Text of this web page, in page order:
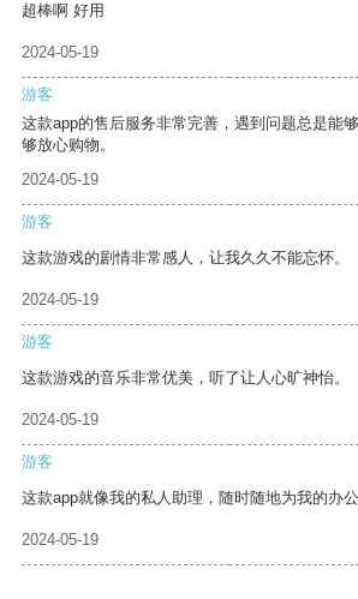
超棒啊 好用
2024-05-19
游客
这款app的售后服务非常完善，遇到问题总是能
够放心购物。
2024-05-19
游客
这款游戏的剧情非常感人，让我久久不能忘怀。
2024-05-19
游客
这款游戏的音乐非常优美，听了让人心旷神怡。
2024-05-19
游客
这款app就像我的私人助理，随时随地为我的办公
2024-05-19